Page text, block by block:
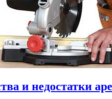
и недостатки